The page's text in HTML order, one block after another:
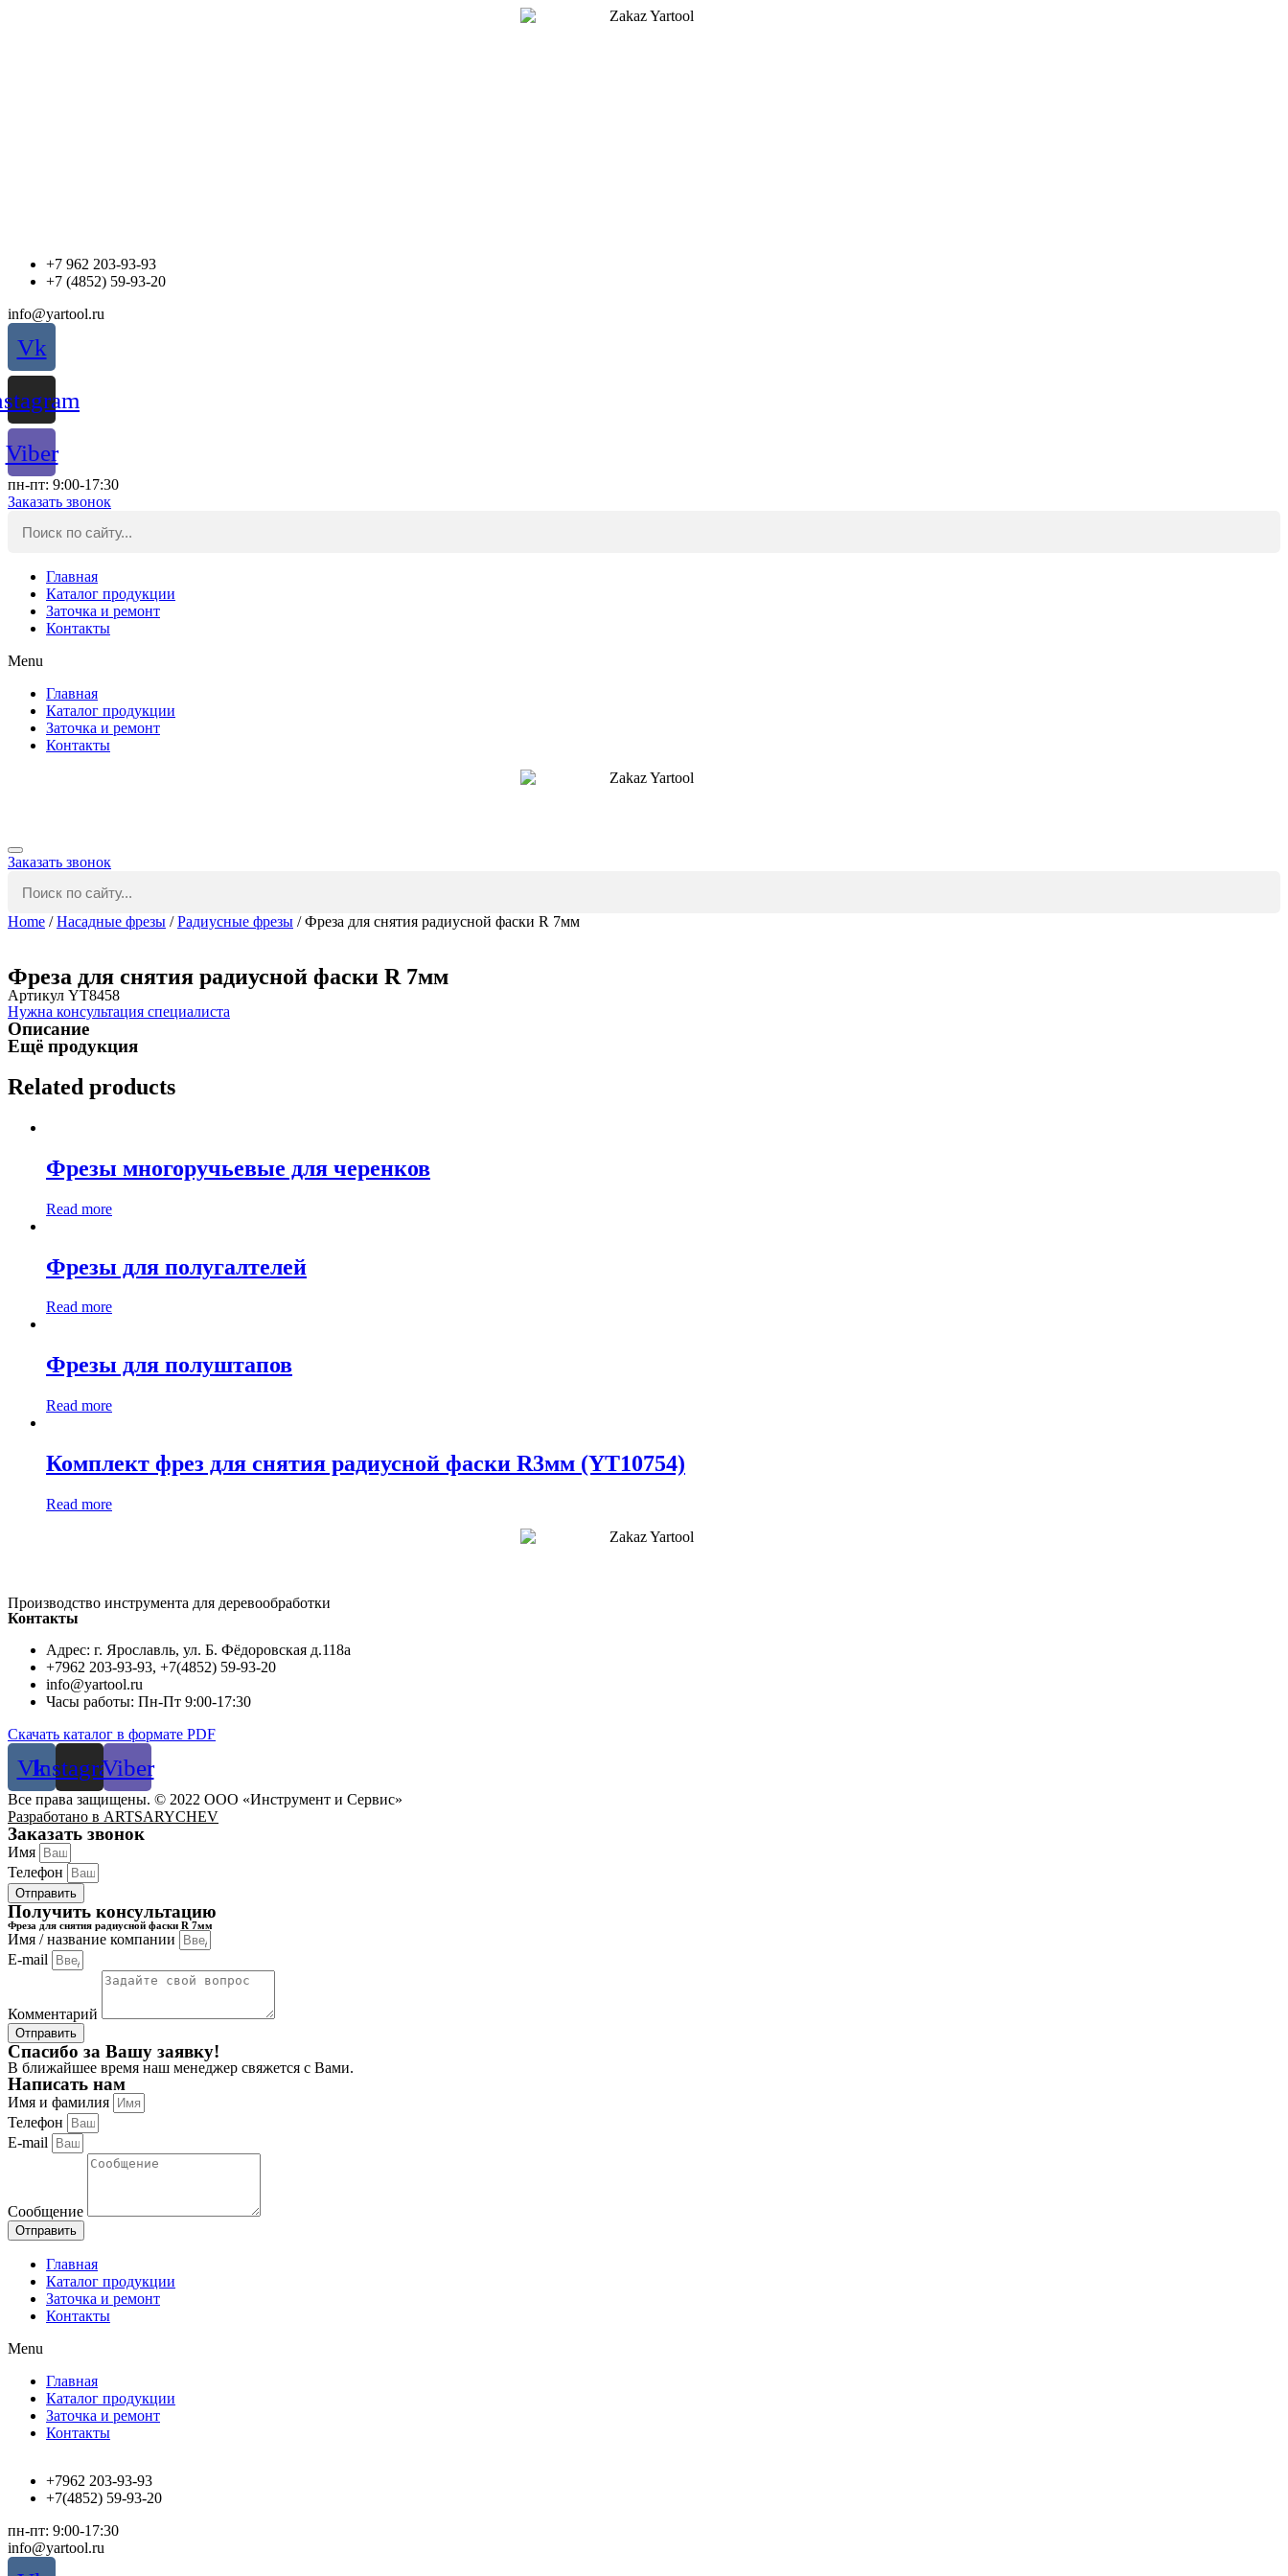
+7 962 203-93-93
+7 (4852) 59-93-20
info@yartool.ru
Vk
Viber
пн-пт: 9:00-17:30
Заказать звонок
Главная
Каталог продукции
Заточка и ремонт
Контакты
Menu
Главная
Каталог продукции
Заточка и ремонт
Контакты
Заказать звонок
Home /Насадные фрезы /Радиусные фрезы / Фреза для снятия радиусной фаски R 7мм
Фреза для снятия радиусной фаски R 7мм
Артикул YT8458
Нужна консультация специалиста
Описание
Ещё продукция
Related products
Фрезы многоручьевые для черенков
Read more
Фрезы для полугалтелей
Read more
Фрезы для полуштапов
Read more
Комплект фрез для снятия радиусной фаски R3мм (YT10754)
Read more
Производство инструмента для деревообработки
Контакты
Адрес: г. Ярославль, ул. Б. Фёдоровская д.118а
+7962 203-93-93, +7(4852) 59-93-20
info@yartool.ru
Часы работы: Пн-Пт 9:00-17:30
Скачать каталог в формате PDF
VkInstagramViber
Все права защищены. © 2022 ООО «Инструмент и Сервис»
Разработано в ARTSARYCHEV
Заказать звонок
Имя
Телефон
Отправить
Получить консультацию
Фреза для снятия радиусной фаски R 7мм
Имя / название компании
E-mail
Комментарий
Отправить
Спасибо за Вашу заявку!
В ближайшее время наш менеджер свяжется с Вами.
Написать нам
Имя и фамилия
Телефон
E-mail
Сообщение
Отправить
Главная
Каталог продукции
Заточка и ремонт
Контакты
Menu
Главная
Каталог продукции
Заточка и ремонт
Контакты
+7962 203-93-93
+7(4852) 59-93-20
пн-пт: 9:00-17:30
info@yartool.ru